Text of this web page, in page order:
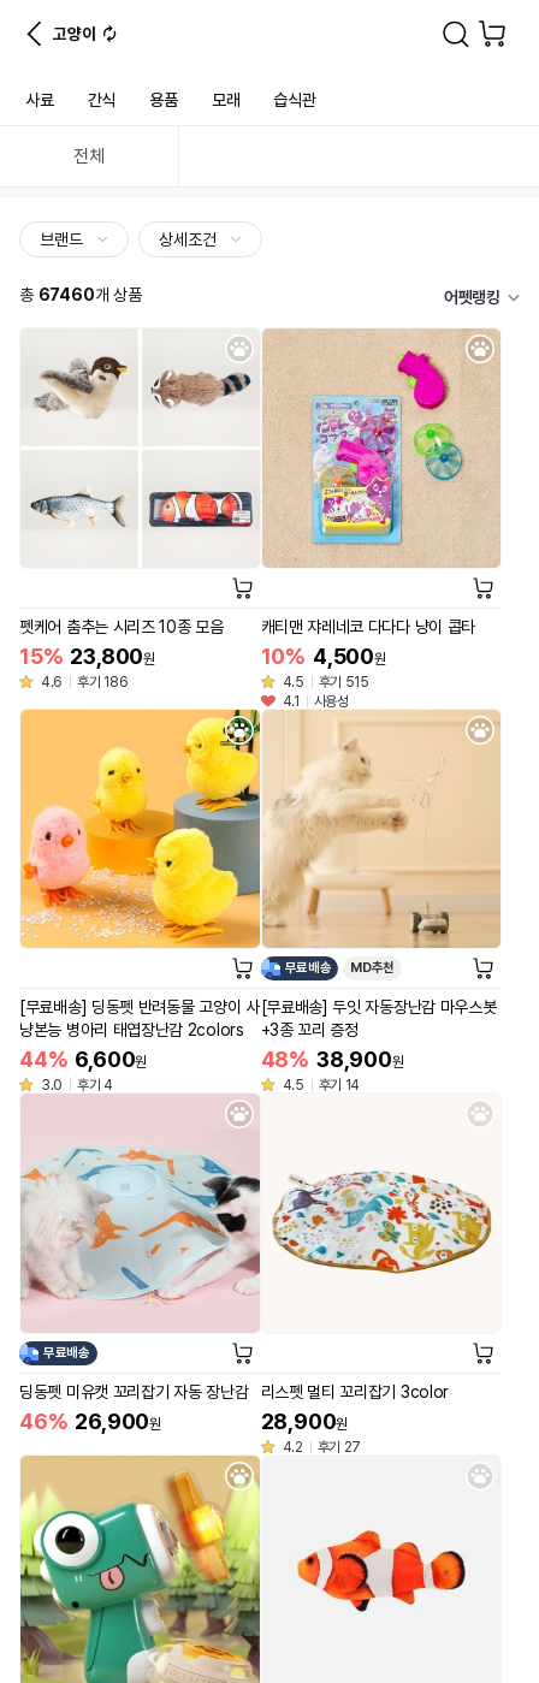
고양이
사료 간식 용품 모래 습식관
전체
브랜드 상세조건
총 67460개 상품 어펫랭킹
펫케어 춤추는 시리즈 10종 모음
15% 23,800원
4.6
후기 186
캐티맨 쟈레네코 다다다 냥이 콥타
10% 4,500원
4.5
후기 515
4.1
사용성
[무료배송] 딩동펫 반려동물 고양이 사
냥본능 병아리 태엽장난감 2colors
44% 6,600원
3.0
후기 4
무료배송 MD추천
[무료배송] 두잇 자동장난감 마우스봇
+3종 꼬리 증정
48% 38,900원
4.5
후기 14
무료배송
딩동펫 미유캣 꼬리잡기 자동 장난감
46% 26,900원
리스펫 멀티 꼬리잡기 3color
28,900원
4.2
후기 27